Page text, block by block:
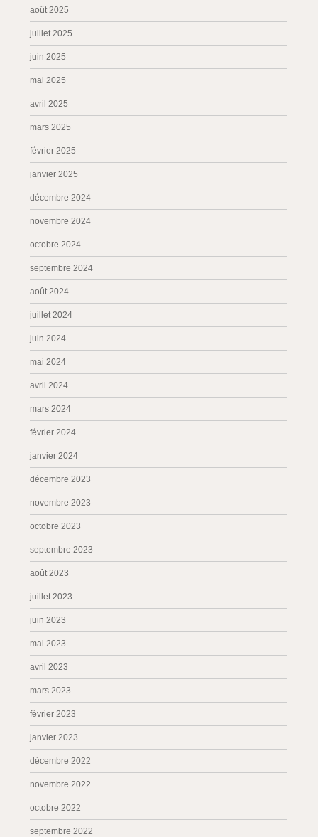
août 2025
juillet 2025
juin 2025
mai 2025
avril 2025
mars 2025
février 2025
janvier 2025
décembre 2024
novembre 2024
octobre 2024
septembre 2024
août 2024
juillet 2024
juin 2024
mai 2024
avril 2024
mars 2024
février 2024
janvier 2024
décembre 2023
novembre 2023
octobre 2023
septembre 2023
août 2023
juillet 2023
juin 2023
mai 2023
avril 2023
mars 2023
février 2023
janvier 2023
décembre 2022
novembre 2022
octobre 2022
septembre 2022